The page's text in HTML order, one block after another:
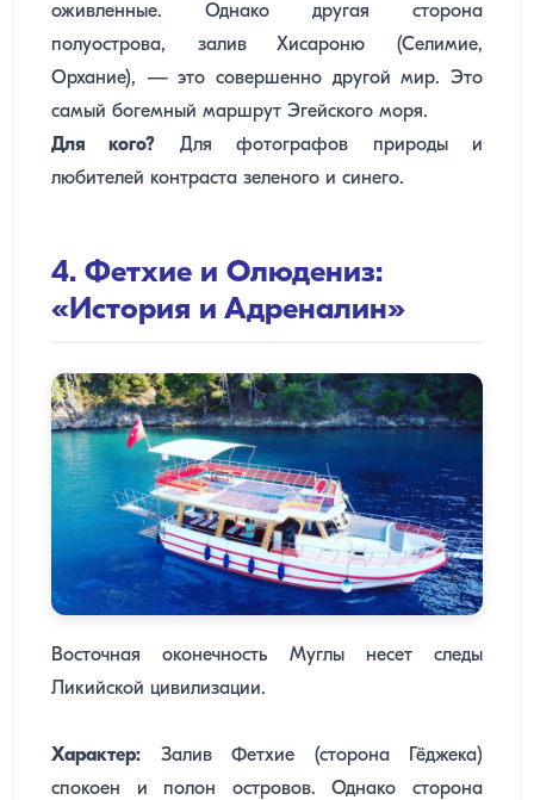
оживленные. Однако другая сторона
полуострова, залив Хисароню (Селимие,
Орхание), — это совершенно другой мир. Это
самый богемный маршрут Эгейского моря.
Для кого? Для фотографов природы и
любителей контраста зеленого и синего.
4. Фетхие и Олюдениз:
«История и Адреналин»
Восточная оконечность Муглы несет следы
Ликийской цивилизации.
Характер: Залив Фетхие (сторона Гёджека)
спокоен и полон островов. Однако сторона